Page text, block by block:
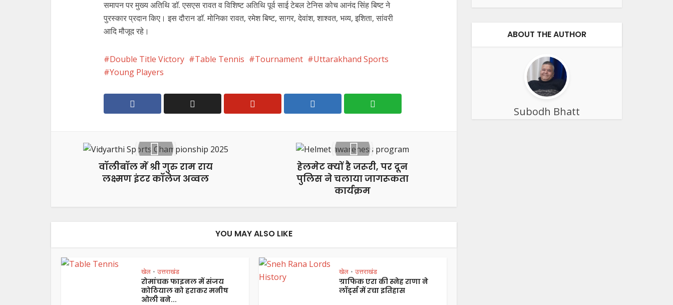
समापन पर मुख्य अतिथि डॉ. एसएस रावत व विशिष्ट अतिथि पूर्व साई टेबल टेनिस कोच आनंद सिंह बिष्ट ने
पुरस्कार प्रदान किए। इस दौरान डॉ. मोनिका रावत, रमेश बिष्ट, सागर, देवांश, शाश्वत, भव्य, इशिता, सांवरी
आदि मौजूद रहे।
Double Title Victory Table Tennis Tournament
Uttarakhand Sports
Young Players
वॉलीबॉल में श्री गुरु राम राय
लक्ष्मण इंटर कॉलेज अव्वल
हेलमेट क्यों है जरूरी, पर दून
पुलिस ने चलाया जागरूकता
कार्यक्रम
YOU MAY ALSO LIKE
खेल • उत्तराखंड
रोमांचक फाइनल में संजय
कोठियाल को हराकर मनीष
ओली बने...
खेल • उत्तराखंड
ग्राफिक एरा की स्नेह राणा ने
लॉर्ड्स में रचा इतिहास
ABOUT THE AUTHOR
Subodh Bhatt